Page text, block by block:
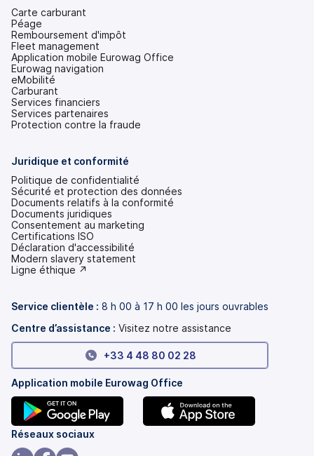
Carte carburant
Péage
Remboursement d'impôt
Fleet management
Application mobile Eurowag Office
Eurowag navigation
eMobilité
Carburant
Services financiers
Services partenaires
Protection contre la fraude
Juridique et conformité
Politique de confidentialité
Sécurité et protection des données
Documents relatifs à la conformité
Documents juridiques
Consentement au marketing
Certifications ISO
Déclaration d'accessibilité
(s'ouvre
dans
onglet)
Modern slavery statement
(s'ouvre
nouvel
Ligne éthique ↗
Service clientèle : 8 h 00 à 17 h 00 les jours ouvrables
Centre d’assistance : Visitez notre assistance
+33 4 48 80 02 28
Application mobile Eurowag Office
(s'ouvre
dans
Réseaux sociaux